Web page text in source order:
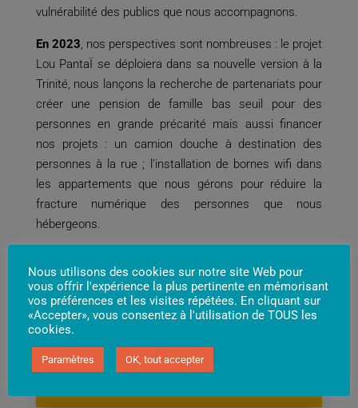
vulnérabilité des publics que nous accompagnons.
En 2023, nos perspectives sont nombreuses : le projet
Lou PantaÏ se déploiera dans sa nouvelle version à la
Trinité, nous lançons la recherche de partenariats pour
créer une pension de famille bas seuil pour des
personnes en grande précarité mais aussi financer
nos projets : un camion douche à destination des
personnes à la rue ; l’installation de bornes wifi dans
les appartements que nous gérons pour réduire la
fracture numérique des personnes que nous
hébergeons.
cesse nous adapter et maintenir une vigilance très
forte pour défendre nos valeurs, dans un
environnement politique et économique souvent agité.
En 2023, soutenez la Fondation en faisant un
Nous utilisons des cookies sur notre site Web pour
vous offrir l'expérience la plus pertinente en mémorisant
vos préférences et les visites répétées. En cliquant sur
«Accepter», vous consentez à l'utilisation de TOUS les
cookies.
Paramètres OK, tout accepter